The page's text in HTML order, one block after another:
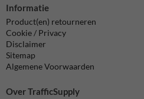
Informatie
Product(en) retourneren
Cookie / Privacy
Disclaimer
Sitemap
Algemene Voorwaarden
Over TrafficSupply